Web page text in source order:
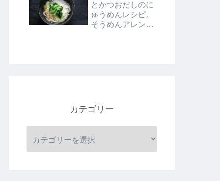
とかつおだしのに
ゅうめんレシピ。
そうめんアレンジ
カテゴリー